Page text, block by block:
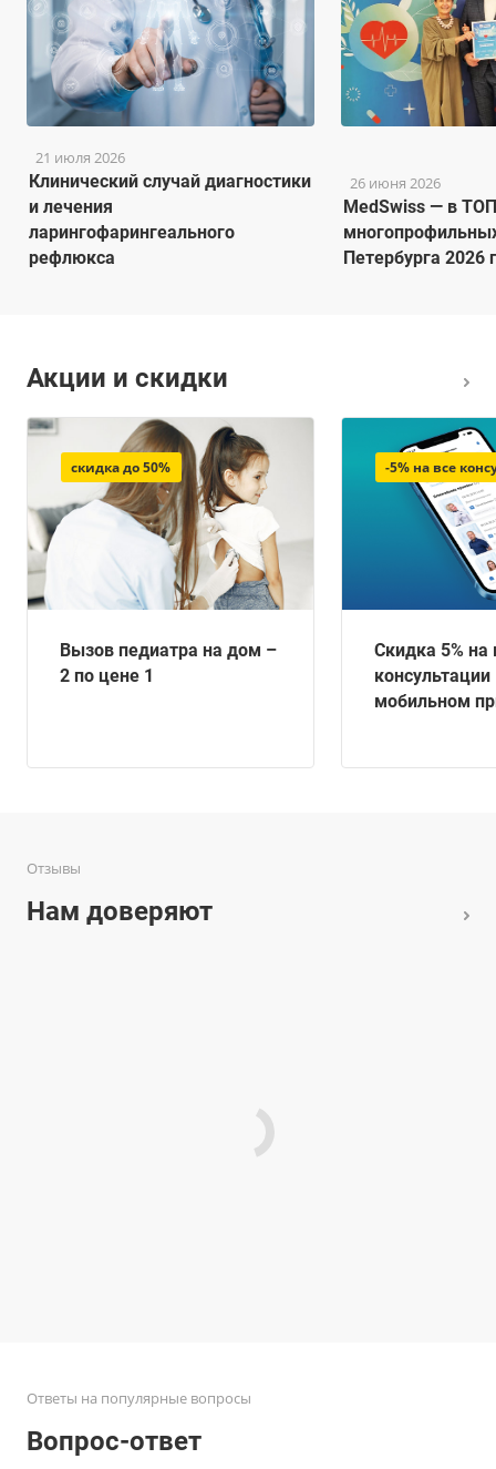
Клинический случай диагностики
и лечения
ларингофарингеального
рефлюкса
21 июля 2026
MedSwiss — в
Петербурга 2026
26 июня 2026
Акции и скидки
Вызов педиатра на дом –
2 по цене 1
скидка до 50%
Скидка 5% на
консультации
мобильном
-5% на все
Отзывы
Нам доверяют
Ответы на популярные вопросы
Вопрос-ответ